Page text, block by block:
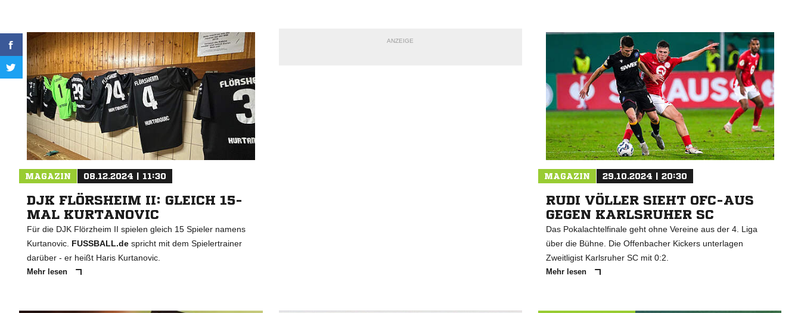
MAGAZIN 08.12.2024 | 11:30
DJK FLÖRSHEIM II: GLEICH 15-
MAL KURTANOVIC
Für die DJK Flörzheim II spielen gleich 15 Spieler namens
Kurtanovic. FUSSBALL.de spricht mit dem Spielertrainer
darüber - er heißt Haris Kurtanovic.
Mehr lesen
ANZEIGE
MAGAZIN 29.10.2024 | 20:30
RUDI VÖLLER SIEHT OFC-AUS
GEGEN KARLSRUHER SC
Das Pokalachtelfinale geht ohne Vereine aus der 4. Liga
über die Bühne. Die Offenbacher Kickers unterlagen
Zweitligist Karlsruher SC mit 0:2.
Mehr lesen